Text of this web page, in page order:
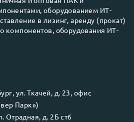
оборудованием ИТ-
в лизинг, аренду (прокат)
компонентов, оборудования ИТ-
, ул.Ткачей, д. 23, офис
Парк»)
Отрадная, д. 2Б ст6